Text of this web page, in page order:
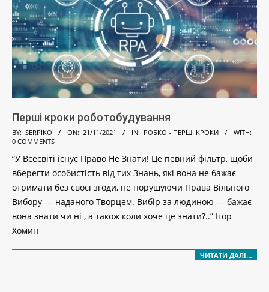
Перші кроки роботобудування
2021-
11-
21
BY: SERPIKO ON: 21/11/2021 IN: РОБКО - ПЕРШІ КРОКИ
WITH:
0 COMMENTS
“У Всесвіті існує Право Не Знати! Це певний фільтр, щоби
вберегти особистість від тих Знань, які вона не бажає
отримати без своєї згоди, не порушуючи Права Вільного
Вибору — наданого Творцем. Вибір за людиною — бажає
вона знати чи ні , а також коли хоче це знати?..” Ігор
Хомин
ЧИТАТИ ДАЛІ…